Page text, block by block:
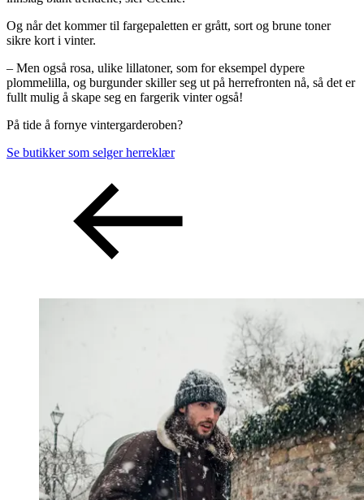
Og når det kommer til fargepaletten er grått, sort og brune toner
sikre kort i vinter.
– Men også rosa, ulike lillatoner, som for eksempel dypere
plommelilla, og burgunder skiller seg ut på herrefronten nå, så det er
fullt mulig å skape seg en fargerik vinter også!
På tide å fornye vintergarderoben?
Se butikker som selger herreklær